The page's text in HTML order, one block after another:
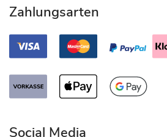
Zahlungsarten
Social Media